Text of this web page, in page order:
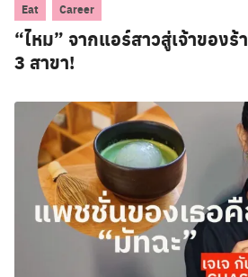
Eat Career
“ไหม” จากแอร์สาวสู่เจ้าของร้
3 สาขา!